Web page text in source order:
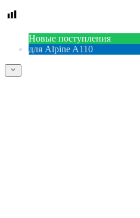
Новые поступления
для Alpine A110